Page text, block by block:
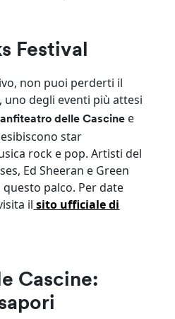
Festival
non puoi perderti il
, uno degli eventi più attesi
anfiteatro delle Cascine e
star
rock e pop. Artisti del
Ed Sheeran e Green
palco. Per date
il sito ufficiale di
Cascine: